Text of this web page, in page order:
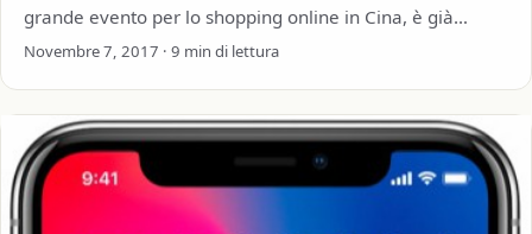
grande evento per lo shopping online in Cina, è già
iniziato.…
Novembre 7, 2017 · 9 min di lettura